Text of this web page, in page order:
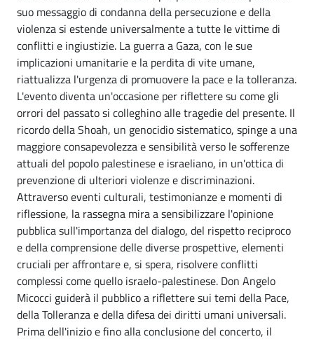
suo messaggio di condanna della persecuzione e della
violenza si estende universalmente a tutte le vittime di
conflitti e ingiustizie. La guerra a Gaza, con le sue
implicazioni umanitarie e la perdita di vite umane,
riattualizza l'urgenza di promuovere la pace e la tolleranza.
L'evento diventa un'occasione per riflettere su come gli
orrori del passato si colleghino alle tragedie del presente. Il
ricordo della Shoah, un genocidio sistematico, spinge a una
maggiore consapevolezza e sensibilità verso le sofferenze
attuali del popolo palestinese e israeliano, in un'ottica di
prevenzione di ulteriori violenze e discriminazioni.
Attraverso eventi culturali, testimonianze e momenti di
riflessione, la rassegna mira a sensibilizzare l'opinione
pubblica sull'importanza del dialogo, del rispetto reciproco
e della comprensione delle diverse prospettive, elementi
cruciali per affrontare e, si spera, risolvere conflitti
complessi come quello israelo-palestinese. Don Angelo
Micocci guiderà il pubblico a riflettere sui temi della Pace,
della Tolleranza e della difesa dei diritti umani universali.
Prima dell'inizio e fino alla conclusione del concerto, il